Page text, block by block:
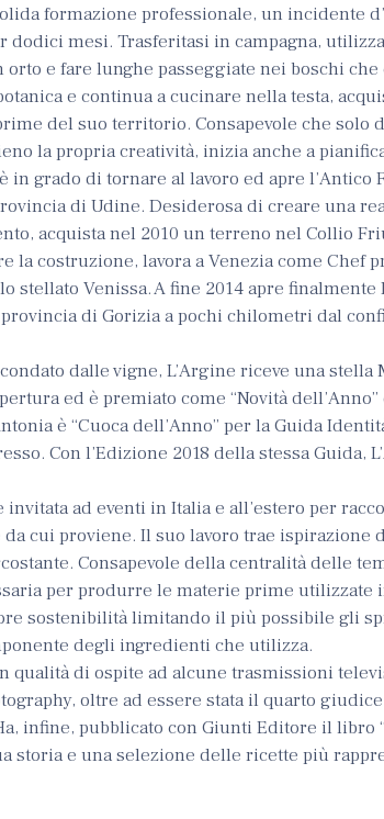
formazione professionale, un incidente
dodici mesi. Trasferitasi in campagna,
e fare lunghe passeggiate nei boschi
e continua a cucinare nella testa,
del suo territorio. Consapevole che solo
la propria creatività, inizia anche a
in grado di tornare al lavoro ed apre l’Antico
di Udine. Desiderosa di creare una
acquista nel 2010 un terreno nel Collio
la costruzione, lavora a Venezia come Chef
stellato Venissa. A fine 2014 apre finalmente
di Gorizia a pochi chilometri dal
dalle vigne, L’Argine riceve una stella
ed è premiato come “Novità
è “Cuoca dell’Anno” per la Guida
Con l’Edizione 2018 della stessa Guida,
ad eventi in Italia e all’estero per
cui proviene. Il suo lavoro trae ispirazione
Consapevole della centralità delle
per produrre le materie prime utilizzate
sostenibilità limitando il più possibile gli
degli ingredienti che utilizza.
qualità di ospite ad alcune trasmissioni
oltre ad essere stata il quarto
infine, pubblicato con Giunti Editore il libro
storia e una selezione delle ricette più